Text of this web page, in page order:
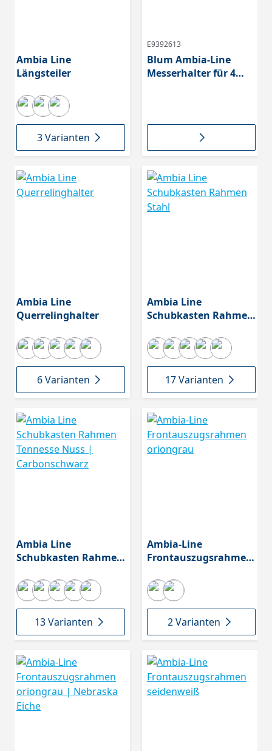
Ambia Line
Längsteiler
3 Varianten
E9392613
Blum Ambia-Line
Messerhalter für 4
Ambia Line
Querrelinghalter
6 Varianten
Ambia Line
Schubkasten Rahmen
17 Varianten
Ambia Line
Schubkasten Rahmen
Carbonschwarz
13 Varianten
Ambia-Line
Frontauszugsrahmen
2 Varianten